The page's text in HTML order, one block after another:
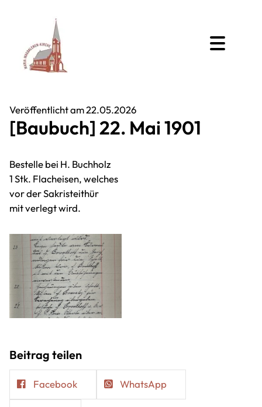
Veröffentlicht am 22.05.2026
[Baubuch] 22. Mai 1901
Bestelle bei H. Buchholz
1 Stk. Flacheisen, welches
vor der Sakristeithür
mit verlegt wird.
Beitrag teilen
Facebook WhatsApp